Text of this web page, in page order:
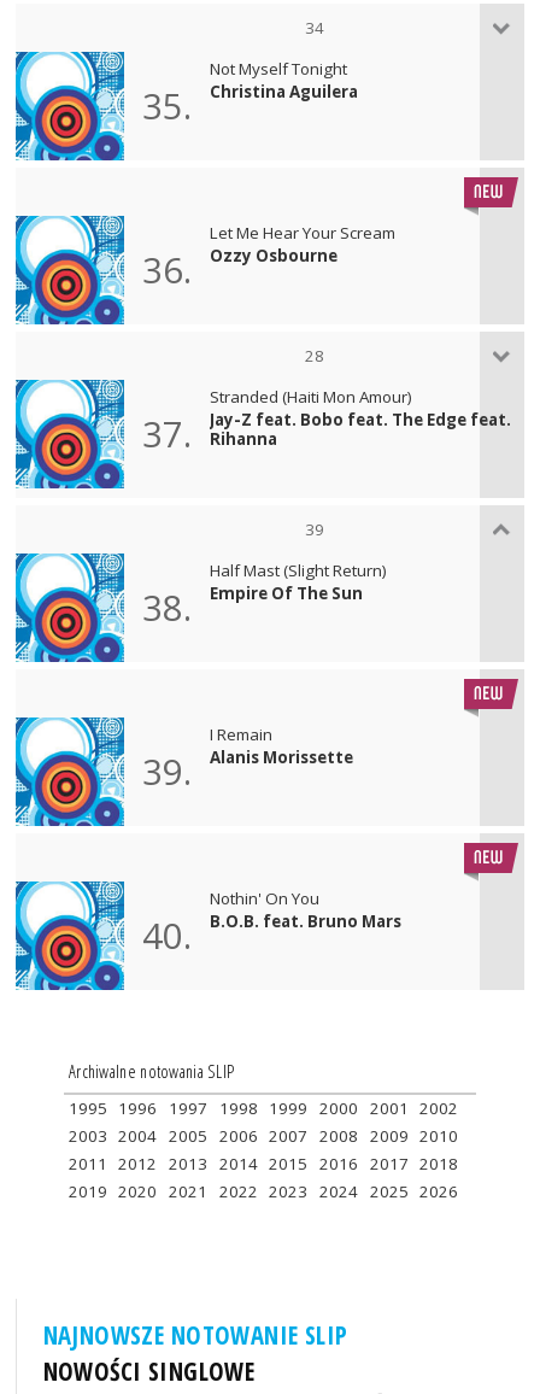
34
35.
Not Myself Tonight
Christina Aguilera
36.
Let Me Hear Your Scream
Ozzy Osbourne
28
37.
Stranded (Haiti Mon Amour)
Jay-Z feat. Bobo feat. The Edge feat.
Rihanna
39
38.
Half Mast (Slight Return)
Empire Of The Sun
39.
I Remain
Alanis Morissette
40.
Nothin' On You
B.O.B. feat. Bruno Mars
Archiwalne notowania SLIP
1995 1996 1997 1998 1999 2000 2001
2002
2003 2004 2005 2006 2007 2008 2009 2010
2011
2012 2013 2014 2015 2016 2017 2018
2019 2020 2021 2022 2023 2024 2025 2026
NAJNOWSZE NOTOWANIE SLIP
NOWOŚCI SINGLOWE